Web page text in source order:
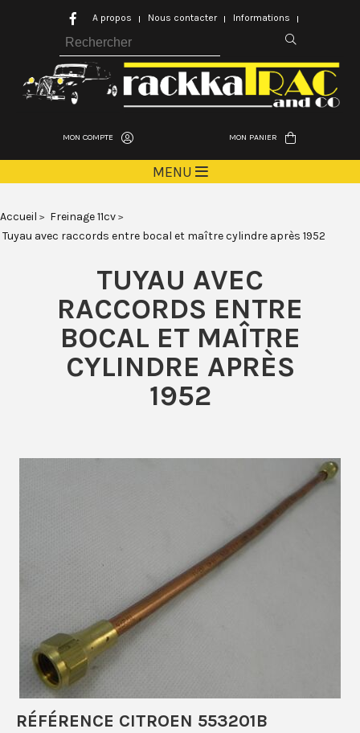
MON COMPTE MON PANIER
MENU
Accueil
Freinage 11cv
Tuyau avec raccords entre bocal et maître cylindre après 1952
TUYAU AVEC
RACCORDS ENTRE
BOCAL ET MAÎTRE
CYLINDRE APRÈS
1952
RÉFÉRENCE CITROEN 553201B
A propos Nous contacter Informations